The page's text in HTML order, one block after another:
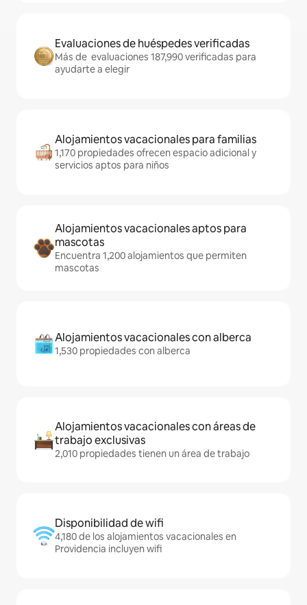
Evaluaciones de huéspedes verificadas
Más de evaluaciones 187,990 verificadas para
ayudarte a elegir
Alojamientos vacacionales para familias
1,170 propiedades ofrecen espacio adicional y
servicios aptos para niños
Alojamientos vacacionales aptos para
mascotas
Encuentra 1,200 alojamientos que permiten
mascotas
Alojamientos vacacionales con alberca
1,530 propiedades con alberca
Alojamientos vacacionales con áreas de
trabajo exclusivas
2,010 propiedades tienen un área de trabajo
Disponibilidad de wifi
4,180 de los alojamientos vacacionales en
Providencia incluyen wifi